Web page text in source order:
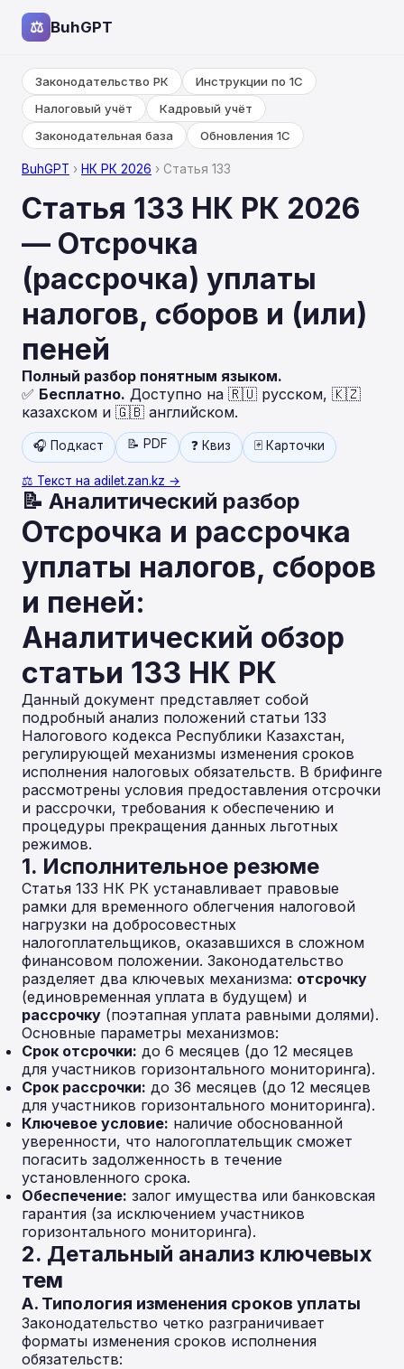
⚖ BuhGPT
Законодательство РК
Инструкции по 1С
Налоговый учёт
Кадровый учёт
Законодательная база
Обновления 1С
BuhGPT › НК РК 2026 › Статья 133
Статья 133 НК РК 2026
— Отсрочка
(рассрочка) уплаты
налогов, сборов и (или)
пеней
Полный разбор понятным языком.
✅ Бесплатно. Доступно на 🇷🇺 русском, 🇰🇿
казахском и 🇬🇧 английском.
🎧 Подкаст 📝 PDF ❓ Квиз 🃏 Карточки
⚖️ Текст на adilet.zan.kz →
📝 Аналитический разбор
Отсрочка и рассрочка
уплаты налогов, сборов
и пеней:
Аналитический обзор
статьи 133 НК РК
Данный документ представляет собой
подробный анализ положений статьи 133
Налогового кодекса Республики Казахстан,
регулирующей механизмы изменения сроков
исполнения налоговых обязательств. В брифинге
рассмотрены условия предоставления отсрочки
и рассрочки, требования к обеспечению и
процедуры прекращения данных льготных
режимов.
1. Исполнительное резюме
Статья 133 НК РК устанавливает правовые
рамки для временного облегчения налоговой
нагрузки на добросовестных
налогоплательщиков, оказавшихся в сложном
финансовом положении. Законодательство
разделяет два ключевых механизма: отсрочку
(единовременная уплата в будущем) и
рассрочку (поэтапная уплата равными долями).
Основные параметры механизмов:
Срок отсрочки: до 6 месяцев (до 12 месяцев
для участников горизонтального мониторинга).
Срок рассрочки: до 36 месяцев (до 12 месяцев
для участников горизонтального мониторинга).
Ключевое условие: наличие обоснованной
уверенности, что налогоплательщик сможет
погасить задолженность в течение
установленного срока.
Обеспечение: залог имущества или банковская
гарантия (за исключением участников
горизонтального мониторинга).
2. Детальный анализ ключевых
тем
А. Типология изменения сроков уплаты
Законодательство четко разграничивает
форматы изменения сроков исполнения
обязательств: